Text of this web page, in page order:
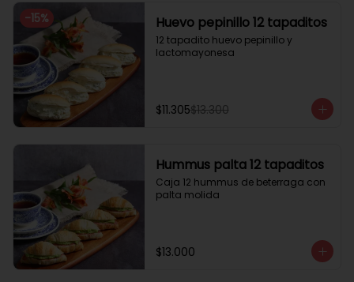
-15% Huevo pepinillo 12 tapaditos
12 tapadito huevo pepinillo y
lactomayonesa
$11.305$13.300
Hummus palta 12 tapaditos
Caja 12 hummus de beterraga con
palta molida
$13.000